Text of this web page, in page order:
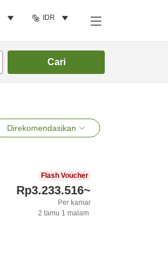
IDR
Cari
Direkomendasikan
Flash Voucher
Rp3.233.516~
Per kamar
2 tamu 1 malam